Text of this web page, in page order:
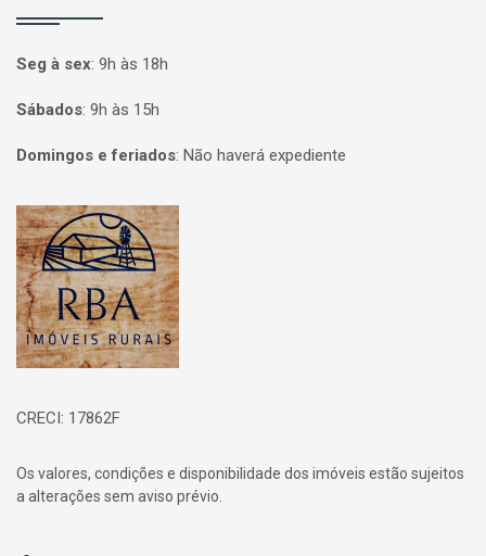
Seg à sex: 9h às 18h
Sábados: 9h às 15h
Domingos e feriados: Não haverá expediente
Página inicial
CRECI: 17862F
Os valores, condições e disponibilidade dos imóveis estão sujeitos
a alterações sem aviso prévio.